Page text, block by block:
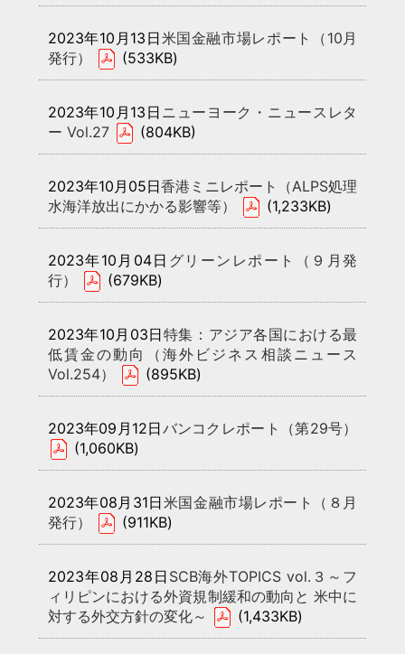
2023年10月13日米国金融市場レポート（10月
発行）
(533KB)
2023年10月13日 ニューヨーク・ニュースレタ
ー Vol.27
(804KB)
2023年10月05日香港ミニレポート（ALPS処理
水海洋放出にかかる影響等）
(1,233KB)
2023年10月04日 グリーンレポート（９月発
行）
(679KB)
2023年10月03日特集：アジア各国における最
低賃金の動向（海外ビジネス相談ニュース
Vol.254）
(895KB)
2023年09月12日バンコクレポート（第29号）
(1,060KB)
2023年08月31日米国金融市場レポート（８月
発行）
(911KB)
2023年08月28日 SCB海外TOPICS vol.３～フ
ィリピンにおける外資規制緩和の動向と 米中に
対する外交方針の変化～
(1,433KB)